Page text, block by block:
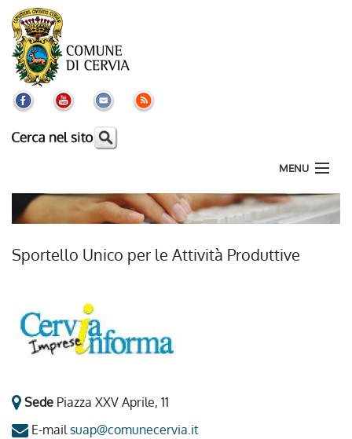
MENU
La città
Il comune
Aree Tematiche
Sportello Unico per le Attività Produttive
Sede Piazza XXV Aprile, 11
E-mailsuap@comunecervia.it